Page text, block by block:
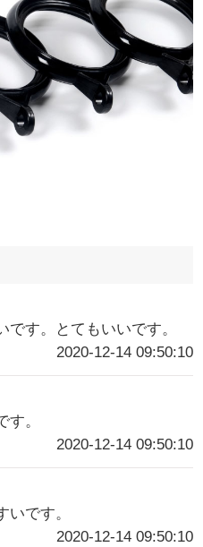
す。とてもいいです。
2020-12-14 09:50:10
。
2020-12-14 09:50:10
です。
2020-12-14 09:50:10